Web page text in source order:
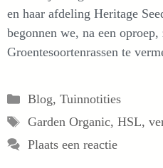
en haar afdeling Heritage
begonnen we, na een
Groentesoortenrassen te
Categorieën
Blog, Tuinnotities
Tags
Garden Organic, HSL,
Plaats een reactie